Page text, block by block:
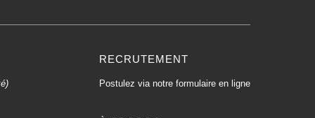
RECRUTEMENT
Postulez via notre formulaire en ligne